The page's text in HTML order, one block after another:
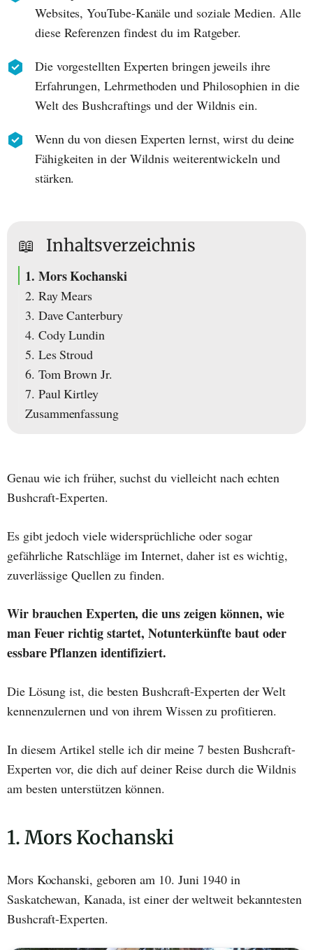
Websites, YouTube-Kanäle und soziale Medien. Alle
diese Referenzen findest du im Ratgeber.
Die vorgestellten Experten bringen jeweils ihre
Erfahrungen, Lehrmethoden und Philosophien in die
Welt des Bushcraftings und der Wildnis ein.
Wenn du von diesen Experten lernst, wirst du deine
Fähigkeiten in der Wildnis weiterentwickeln und
stärken.
📖 Inhaltsverzeichnis
1. Mors Kochanski
2. Ray Mears
3. Dave Canterbury
4. Cody Lundin
5. Les Stroud
6. Tom Brown Jr.
7. Paul Kirtley
Zusammenfassung
Genau wie ich früher, suchst du vielleicht nach echten
Bushcraft-Experten.
Es gibt jedoch viele widersprüchliche oder sogar
gefährliche Ratschläge im Internet, daher ist es wichtig,
zuverlässige Quellen zu finden.
Wir brauchen Experten, die uns zeigen können, wie
man Feuer richtig startet, Notunterkünfte baut oder
essbare Pflanzen identifiziert.
Die Lösung ist, die besten Bushcraft-Experten der Welt
kennenzulernen und von ihrem Wissen zu profitieren.
In diesem Artikel stelle ich dir meine 7 besten Bushcraft-
Experten vor, die dich auf deiner Reise durch die Wildnis
am besten unterstützen können.
1. Mors Kochanski
Mors Kochanski, geboren am 10. Juni 1940 in
Saskatchewan, Kanada, ist einer der weltweit bekanntesten
Bushcraft-Experten.